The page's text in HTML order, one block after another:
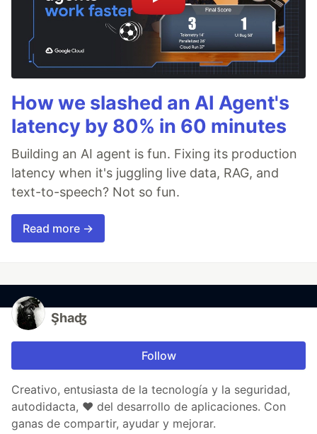
How we slashed an AI Agent's
latency by 80% in 60 minutes
Building an AI agent is fun. Fixing its production
latency when it's juggling live data, RAG, and
text-to-speech? Not so fun.
Read more →
Şhaʤ
Follow
Creativo, entusiasta de la tecnología y la seguridad,
autodidacta, ❤ del desarrollo de aplicaciones. Con
ganas de compartir, ayudar y mejorar.